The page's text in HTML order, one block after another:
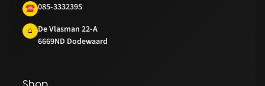
☎ 085-3332395
⌂
De Vlasman 22-A
6669ND Dodewaard